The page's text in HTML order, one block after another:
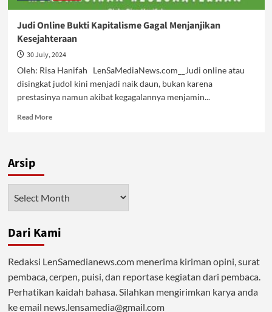
Judi Online Bukti Kapitalisme Gagal Menjanjikan
Kesejahteraan
30 July, 2024
Oleh: Risa Hanifah LenSaMediaNews.com__Judi online atau
disingkat judol kini menjadi naik daun, bukan karena
prestasinya namun akibat kegagalannya menjamin...
Read MoreRead
Kapitalisme
Gagal
Arsip
Dari Kami
Redaksi LenSamedianews.com menerima kiriman opini, surat
pembaca, cerpen, puisi, dan reportase kegiatan dari pembaca.
Perhatikan kaidah bahasa. Silahkan mengirimkan karya anda
ke email news.lensamedia@gmail.com